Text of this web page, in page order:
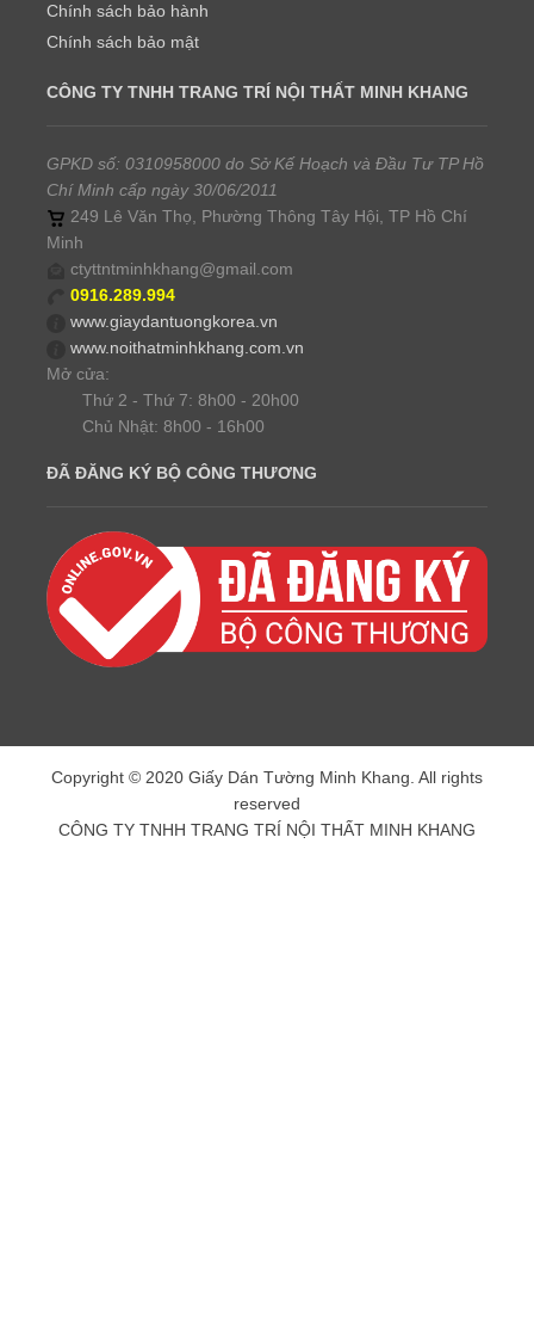
Chính sách bảo hành
Chính sách bảo mật
CÔNG TY TNHH TRANG TRÍ NỘI THẤT MINH KHANG
GPKD số: 0310958000 do Sở Kế Hoạch và Đầu Tư TP Hồ
Chí Minh cấp ngày 30/06/2011
249 Lê Văn Thọ, Phường Thông Tây Hội, TP Hồ Chí
Minh
ctyttntminhkhang@gmail.com
0916.289.994
www.giaydantuongkorea.vn
www.noithatminhkhang.com.vn
Mở cửa:
Thứ 2 - Thứ 7: 8h00 - 20h00
Chủ Nhật: 8h00 - 16h00
ĐÃ ĐĂNG KÝ BỘ CÔNG THƯƠNG
Copyright © 2020 Giấy Dán Tường Minh Khang. All rights
reserved
CÔNG TY TNHH TRANG TRÍ NỘI THẤT MINH KHANG